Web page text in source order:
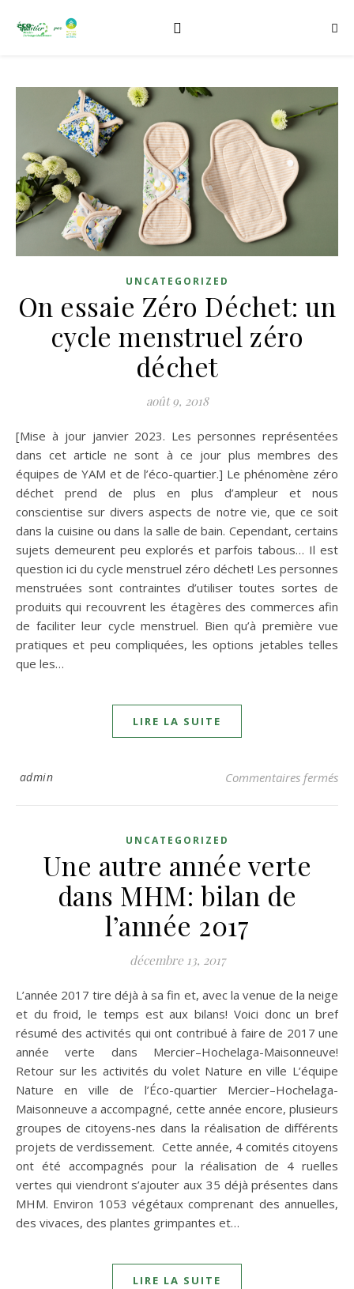
UNCATEGORIZED
On essaie Zéro Déchet: un
cycle menstruel zéro
déchet
août 9, 2018
[Mise à jour janvier 2023. Les personnes représentées
dans cet article ne sont à ce jour plus membres des
équipes de YAM et de l’éco-quartier.] Le phénomène zéro
déchet prend de plus en plus d’ampleur et nous
conscientise sur divers aspects de notre vie, que ce soit
dans la cuisine ou dans la salle de bain. Cependant, certains
sujets demeurent peu explorés et parfois tabous… Il est
question ici du cycle menstruel zéro déchet! Les personnes
menstruées sont contraintes d’utiliser toutes sortes de
produits qui recouvrent les étagères des commerces afin
de faciliter leur cycle menstruel. Bien qu’à première vue
pratiques et peu compliquées, les options jetables telles
que les…
LIRE LA SUITE
admin Commentaires fermés
UNCATEGORIZED
Une autre année verte
dans MHM: bilan de
l’année 2017
décembre 13, 2017
L’année 2017 tire déjà à sa fin et, avec la venue de la neige
et du froid, le temps est aux bilans! Voici donc un bref
résumé des activités qui ont contribué à faire de 2017 une
année verte dans Mercier–Hochelaga-Maisonneuve!
Retour sur les activités du volet Nature en ville L’équipe
Nature en ville de l’Éco-quartier Mercier–Hochelaga-
Maisonneuve a accompagné, cette année encore, plusieurs
groupes de citoyens-nes dans la réalisation de différents
projets de verdissement. Cette année, 4 comités citoyens
ont été accompagnés pour la réalisation de 4 ruelles
vertes qui viendront s’ajouter aux 35 déjà présentes dans
MHM. Environ 1053 végétaux comprenant des annuelles,
des vivaces, des plantes grimpantes et…
LIRE LA SUITE